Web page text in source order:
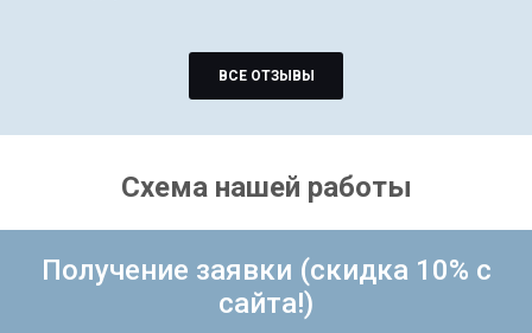
ВСЕ ОТЗЫВЫ
Схема нашей работы
Получение заявки (скидка 10% с
сайта!)